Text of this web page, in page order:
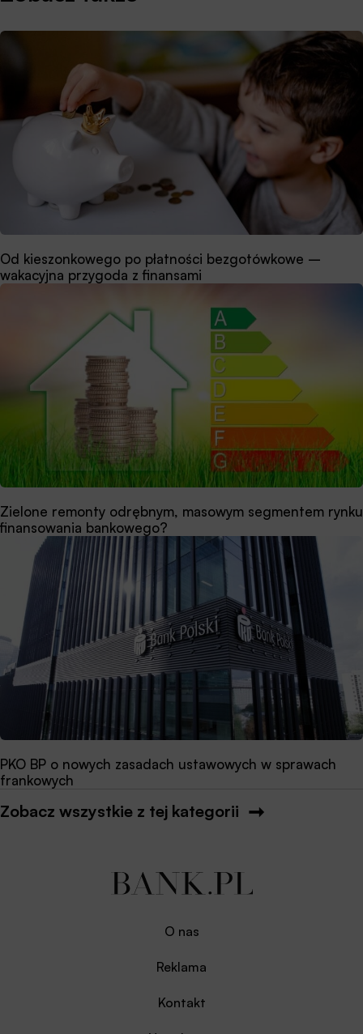
Od kieszonkowego po płatności bezgotówkowe –
wakacyjna przygoda z finansami
Zielone remonty odrębnym, masowym segmentem rynku
finansowania bankowego?
PKO BP o nowych zasadach ustawowych w sprawach
frankowych
Zobacz wszystkie z tej kategorii
O nas
Reklama
Kontakt